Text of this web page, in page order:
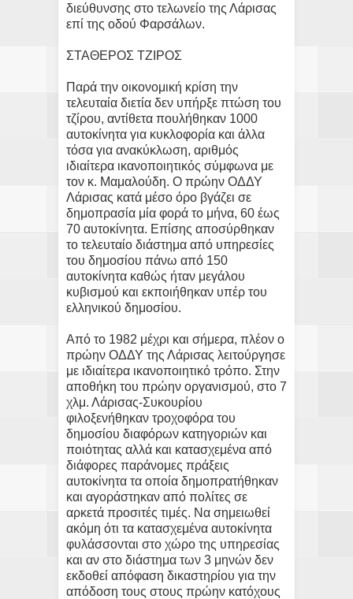
διεύθυνσης στο τελωνείο της Λάρισας
επί της οδού Φαρσάλων.
ΣΤΑΘΕΡΟΣ ΤΖΙΡΟΣ
Παρά την οικονομική κρίση την
τελευταία διετία δεν υπήρξε πτώση του
τζίρου, αντίθετα πουλήθηκαν 1000
αυτοκίνητα για κυκλοφορία και άλλα
τόσα για ανακύκλωση, αριθμός
ιδιαίτερα ικανοποιητικός σύμφωνα με
τον κ. Μαμαλούδη. Ο πρώην ΟΔΔΥ
Λάρισας κατά μέσο όρο βγάζει σε
δημοπρασία μία φορά το μήνα, 60 έως
70 αυτοκίνητα. Επίσης αποσύρθηκαν
το τελευταίο διάστημα από υπηρεσίες
του δημοσίου πάνω από 150
αυτοκίνητα καθώς ήταν μεγάλου
κυβισμού και εκποιήθηκαν υπέρ του
ελληνικού δημοσίου.
Από το 1982 μέχρι και σήμερα, πλέον ο
πρώην ΟΔΔΥ της Λάρισας λειτούργησε
με ιδιαίτερα ικανοποιητικό τρόπο. Στην
αποθήκη του πρώην οργανισμού, στο 7
χλμ. Λάρισας-Συκουρίου
φιλοξενήθηκαν τροχοφόρα του
δημοσίου διαφόρων κατηγοριών και
ποιότητας αλλά και κατασχεμένα από
διάφορες παράνομες πράξεις
αυτοκίνητα τα οποία δημοπρατήθηκαν
και αγοράστηκαν από πολίτες σε
αρκετά προσιτές τιμές. Να σημειωθεί
ακόμη ότι τα κατασχεμένα αυτοκίνητα
φυλάσσονται στο χώρο της υπηρεσίας
και αν στο διάστημα των 3 μηνών δεν
εκδοθεί απόφαση δικαστηρίου για την
απόδοση τους στους πρώην κατόχους